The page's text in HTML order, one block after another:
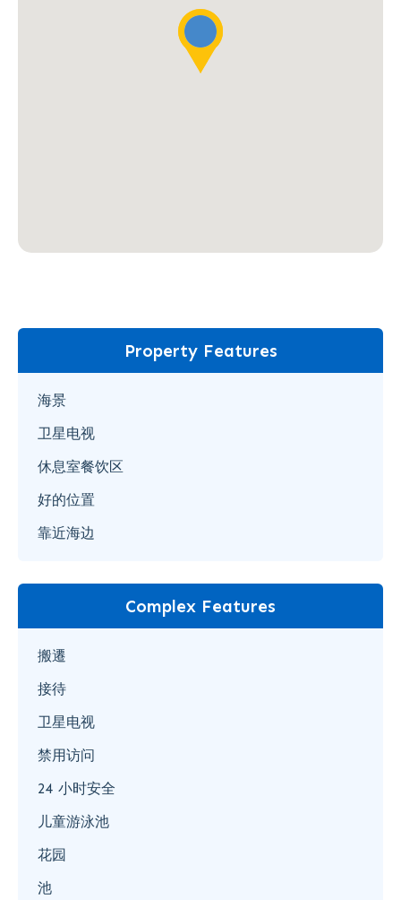
Property Features
海景
卫星电视
休息室餐饮区
好的位置
靠近海边
Complex Features
搬遷
接待
卫星电视
禁用访问
24 小时安全
儿童游泳池
花园
池